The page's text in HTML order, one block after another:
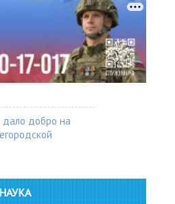
дало добро на
НАУКА